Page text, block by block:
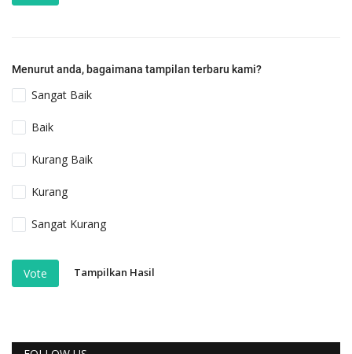
Menurut anda, bagaimana tampilan terbaru kami?
Sangat Baik
Baik
Kurang Baik
Kurang
Sangat Kurang
Vote Tampilkan Hasil